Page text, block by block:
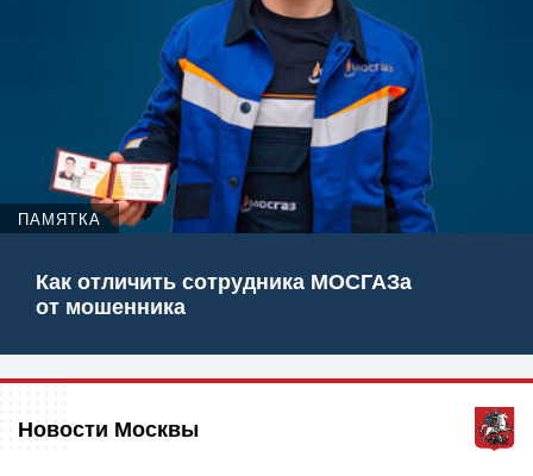
ПАМЯТКА
Как отличить сотрудника МОСГАЗа
от мошенника
Новости Москвы